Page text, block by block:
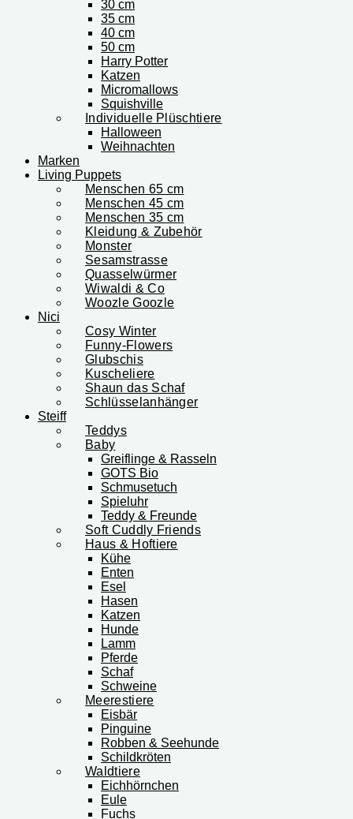
30 cm
35 cm
40 cm
50 cm
Harry Potter
Katzen
Micromallows
Squishville
Individuelle Plüschtiere
Halloween
Weihnachten
Marken
Living Puppets
Menschen 65 cm
Menschen 45 cm
Menschen 35 cm
Kleidung & Zubehör
Monster
Sesamstrasse
Quasselwürmer
Wiwaldi & Co
Woozle Goozle
Nici
Cosy Winter
Funny-Flowers
Glubschis
Kuscheliere
Shaun das Schaf
Schlüsselanhänger
Steiff
Teddys
Baby
Greiflinge & Rasseln
GOTS Bio
Schmusetuch
Spieluhr
Teddy & Freunde
Soft Cuddly Friends
Haus & Hoftiere
Kühe
Enten
Esel
Hasen
Katzen
Hunde
Lamm
Pferde
Schaf
Schweine
Meerestiere
Eisbär
Pinguine
Robben & Seehunde
Schildkröten
Waldtiere
Eichhörnchen
Eule
Fuchs